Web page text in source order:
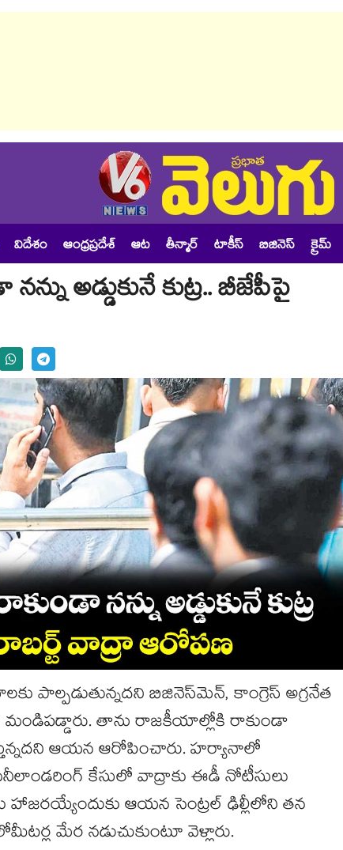
విదేశం ఆంధ్రప్రదేశ్ ఆట తీన్మార్ టాకీస్ బిజినెస్ క్రైమ్
అడ్డుకునే కుట్ర.. బీజేపీపై
పాల్పడుతున్నదని బిజినెస్‌‌మెన్, కాంగ్రెస్ అగ్రనేత
మండిపడ్డారు. తాను రాజకీయాల్లోకి రాకుండా
ఆయన ఆరోపించారు. హర్యానాలో
కేసులో వాద్రాకు ఈడీ నోటీసులు
ఆయన సెంట్రల్ ఢిల్లీలోని తన
మేర నడుచుకుంటూ వెళ్లారు.